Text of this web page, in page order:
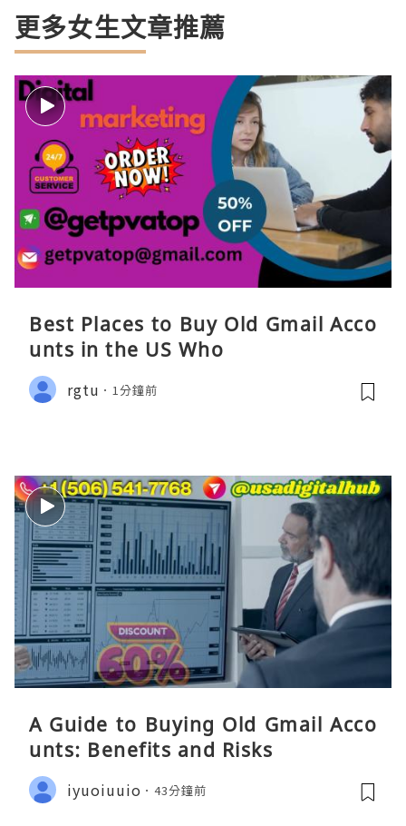
更多女生文章推薦
Best Places to Buy Old Gmail Acco
unts in the US Who
rgtu 1分鐘前
A Guide to Buying Old Gmail Acco
unts: Benefits and Risks
iyuoiuuio 43分鐘前